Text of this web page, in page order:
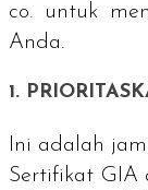
co. untuk
Anda.
1.
Ini adalah
Sertifikat GIA